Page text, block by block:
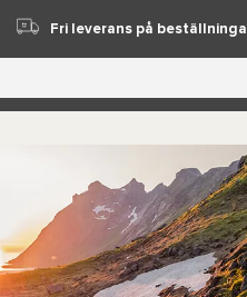
Fri leverans på